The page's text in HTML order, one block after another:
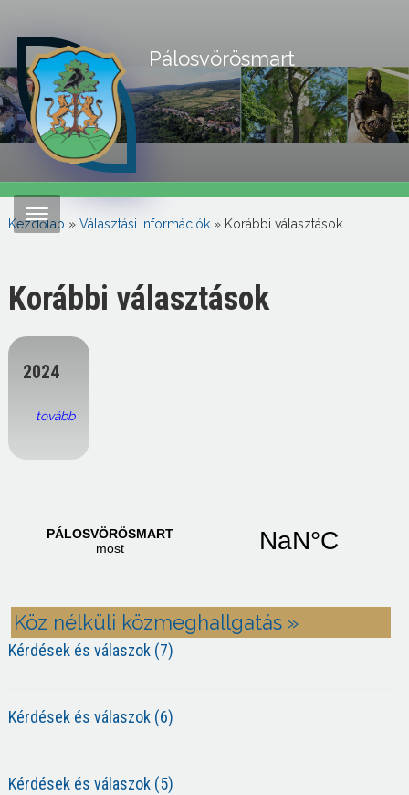
Pálosvörösmart
Kezdőlap » Választási információk» Korábbi választások
Köz nélküli közmeghallgatás »
Kérdések és válaszok (7)
Kérdések és válaszok (6)
Kérdések és válaszok (5)
Korábbi választások
2024
tovább